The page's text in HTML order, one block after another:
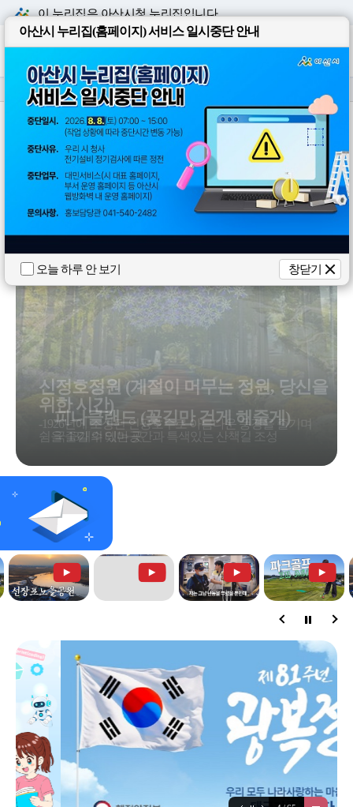
아산시 누리집(홈페이지) 서비스 일시중단 안내
오늘 하루 안 보기 창닫기
이 누리집은 아산시청누리집입니다.
전체메뉴
대표전화(아산시 콜센터) 1422-42
5/12
피나클랜드 (꽃길만 걷게 해줄게)
국 13개의 테마공간과 특색있는 산책길 조성